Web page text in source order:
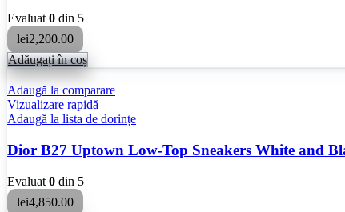
Evaluat0 din 5
lei2,200.00
Adăugați în coș
Adaugă la comparare
Vizualizare rapidă
Adaugă la lista de dorințe
Dior B27 Uptown Low-Top Sneakers White and
Evaluat 0 din 5
lei4,850.00